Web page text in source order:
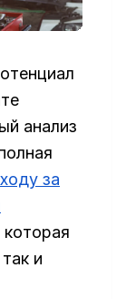
анализ
за
которая
и